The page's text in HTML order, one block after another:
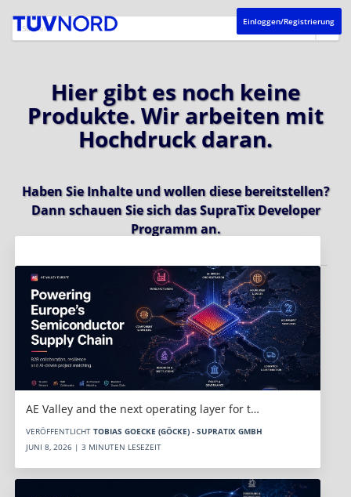
Einloggen/Registrierung
Hier gibt es noch keine
Produkte. Wir arbeiten mit
Hochdruck daran.
Haben Sie Inhalte und wollen diese bereitstellen?
Dann schauen Sie sich dasSupraTix Developer
Programman.
AE Valley and the next operating layer for t…
VERÖFFENTLICHT TOBIAS GOECKE (GÖCKE) - SUPRATIX GMBH
JUNI 8, 2026 | 3 MINUTEN LESEZEIT